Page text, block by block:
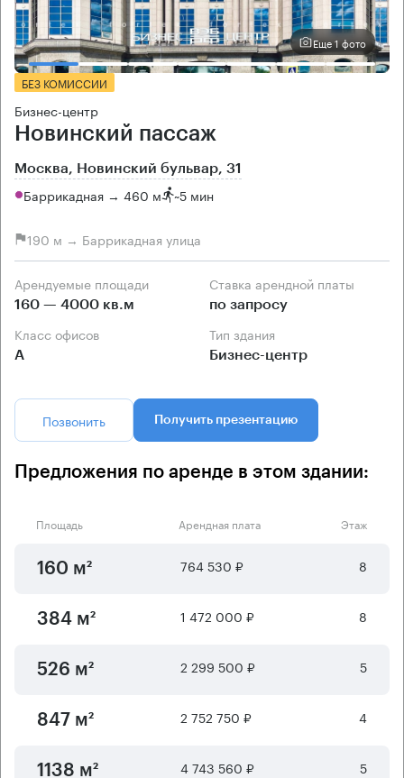
Еще 1 фото
БЕЗ КОМИССИИ
Бизнес-центр
Новинский пассаж
Москва, Новинский бульвар, 31
Баррикадная → 460 м ~5 мин
190 м → Баррикадная улица
Арендуемые площади
160 — 4000 кв.м
Ставка арендной платы
по запросу
Класс офисов
А
Тип здания
Бизнес-центр
Позвонить Получить презентацию
Предложения по аренде в этом здании:
Площадь Арендная плата Этаж
160 м² 764 530 ₽ 8
384 м² 1 472 000 ₽ 8
526 м² 2 299 500 ₽ 5
847 м² 2 752 750 ₽ 4
1138 м² 4 743 560 ₽ 5